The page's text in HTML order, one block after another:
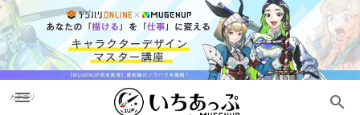
menu
カテゴリ search